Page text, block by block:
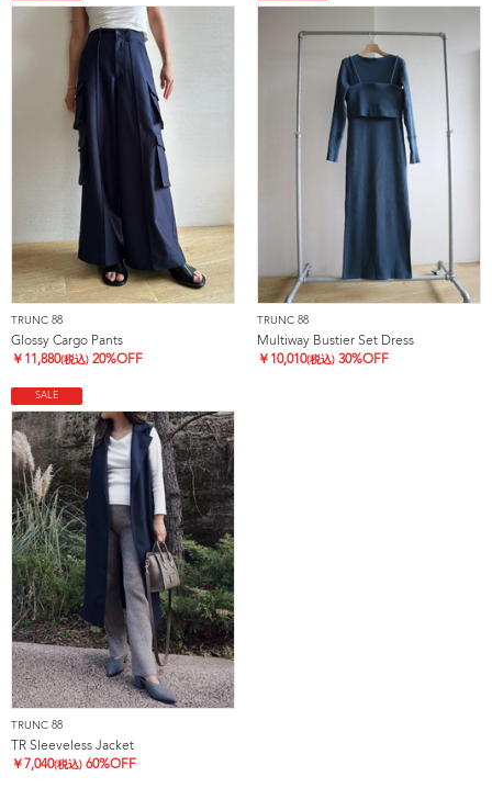
TRUNC 88
Glossy Cargo Pants
￥ 11,880(税込) 20%OFF
TRUNC 88
Multiway Bustier Set Dress
￥ 10,010(税込) 30%OFF
SALE
TRUNC 88
TR Sleeveless Jacket
￥ 7,040(税込) 60%OFF